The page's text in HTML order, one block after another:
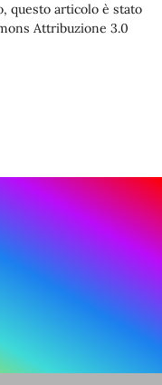
questo articolo è stato
Attribuzione 3.0